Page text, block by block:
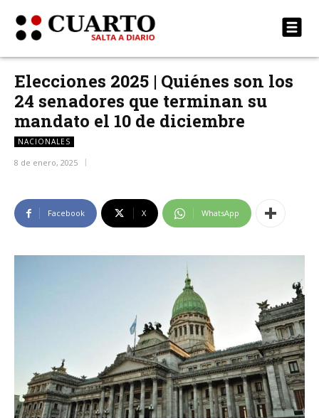
Elecciones 2025 | Quiénes son los
24 senadores que terminan su
mandato el 10 de diciembre
NACIONALES
8 de enero, 2025
Facebook X WhatsApp